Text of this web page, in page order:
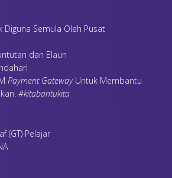
Diguna Semula Oleh Pusat
dan Elaun
Payment GatewayUntuk Membantu
#kitabantukita
(GT) Pelajar